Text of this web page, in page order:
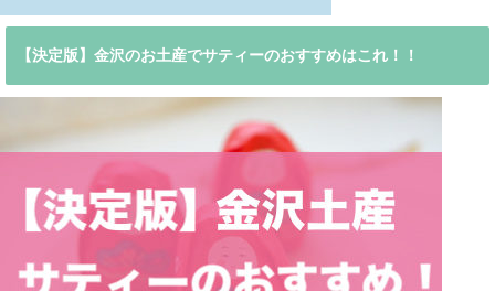
【決定版】金沢のお土産でサティーのおすすめはこれ！！